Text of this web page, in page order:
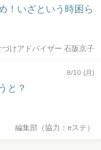
！いざという時困ら
づけアドバイザー 石阪京子
8/10 (月)
と？
編集部（協力：eステ）